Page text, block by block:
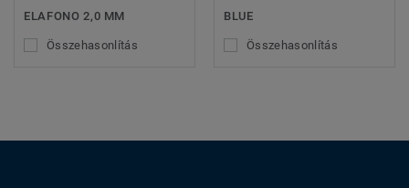
ELAFONO 2,0 MM
Összehasonlítás
BLUE
Összehasonlítás